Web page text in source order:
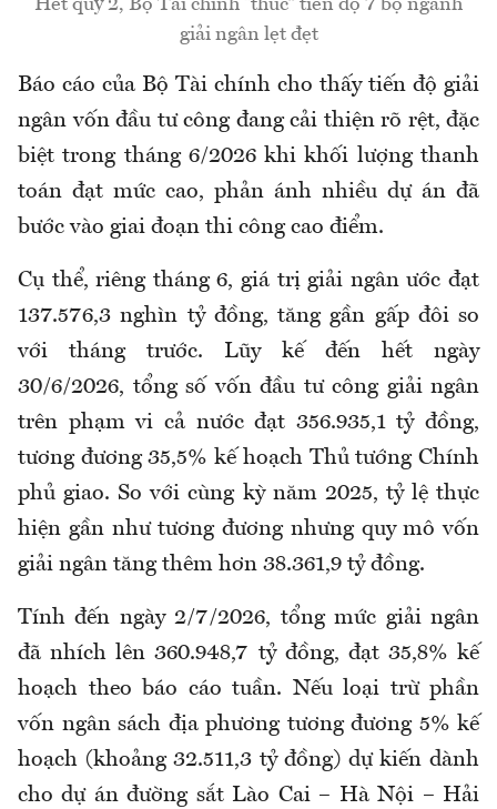
Hết quý 2, Bộ Tài chính “thúc” tiến độ 7 bộ ngành
giải ngân lẹt đẹt
Báo cáo của Bộ Tài chính cho thấy tiến độ giải
ngân vốn đầu tư công đang cải thiện rõ rệt, đặc
biệt trong tháng 6/2026 khi khối lượng thanh
toán đạt mức cao, phản ánh nhiều dự án đã
bước vào giai đoạn thi công cao điểm.
Cụ thể, riêng tháng 6, giá trị giải ngân ước đạt
137.576,3 nghìn tỷ đồng, tăng gần gấp đôiso
với tháng trước. Lũy kế đến hết ngày
30/6/2026, tổng số vốn đầu tư công giải ngân
trên phạm vi cả nước đạt 356.935,1 tỷ đồng,
tương đương 35,5% kế hoạch Thủ tướng Chính
phủ giao. So với cùng kỳ năm 2025, tỷ lệ thực
hiện gần như tương đương nhưng quy mô vốn
giải ngân tăng thêm hơn 38.361,9 tỷ đồng.
Tính đến ngày 2/7/2026, tổngmức giải ngân
đã nhích lên 360.948,7 tỷ đồng, đạt 35,8% kế
hoạch theo báo cáo tuần. Nếu loại trừ phần
vốn ngân sách địa phương tương đương 5% kế
hoạch (khoảng 32.511,3 tỷ đồng) dự kiến dành
cho dự án đường sắt Lào Cai – Hà Nội – Hải